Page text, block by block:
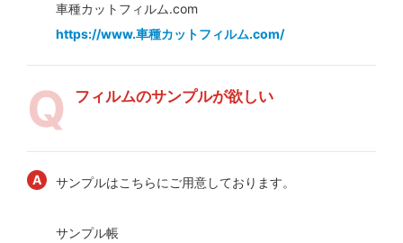
車種カットフィルム.com
https://www.車種カットフィルム.com/
フィルムのサンプルが欲しい
サンプルはこちらにご用意しております。
サンプル帳